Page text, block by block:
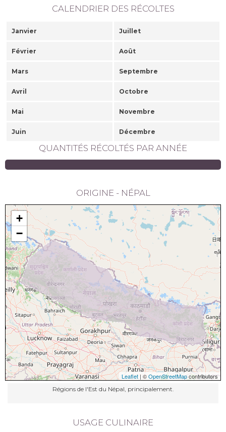
CALENDRIER DES RÉCOLTES
Janvier Juillet
Février Août
Mars Septembre
Avril Octobre
Mai Novembre
Juin Décembre
QUANTITÉS RÉCOLTÉS PAR ANNÉE
ORIGINE - NÉPAL
+
−
Leaflet | ©OpenStreetMapcontributors
Régions de l'Est du Népal, principalement.
USAGE CULINAIRE